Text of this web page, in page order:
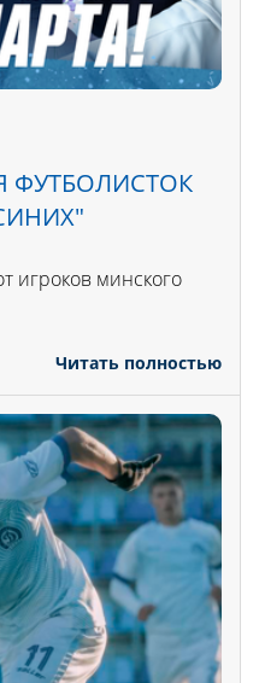
ФУТБОЛИСТОК
игроков минского
Читать полностью